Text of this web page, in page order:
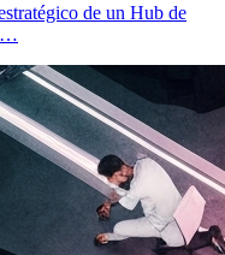
de un Hub de